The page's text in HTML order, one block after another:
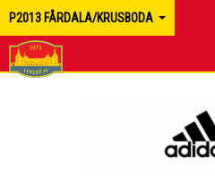
P2013 FÅRDALA/KRUSBODA